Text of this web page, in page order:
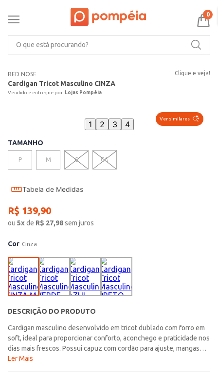
0
RED NOSE Clique e veja!
Cardigan Tricot Masculino CINZA
Lojas Pompéia
Ver similares
1 2 3 4
TAMANHO
P M G GG
Tabela de Medidas
R$ 139,90
ou 5xde R$ 27,98sem juros
Cor Cinza
DESCRIÇÃO DO PRODUTO
Cardigan masculino desenvolvido em tricot dublado com forro em
soft, ideal para proporcionar conforto, aconchego e praticidade nos
dias mais frescos. Possui capuz com cordão para ajuste, mangas
longas, fechamento frontal por zíper e acabamentos em pontos
Ler Mais